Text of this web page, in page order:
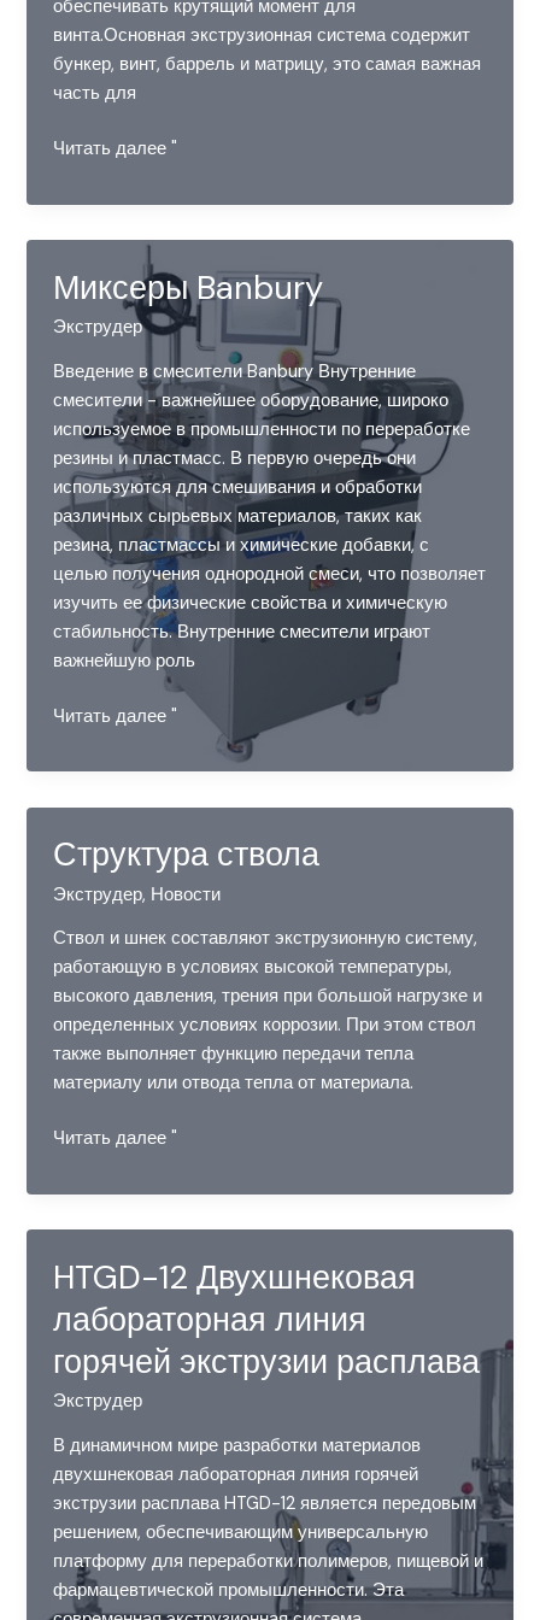
обеспечивать крутящий момент для
винта.Основная экструзионная система содержит
бункер, винт, баррель и матрицу, это самая важная
часть для
Структура
экструдера
Читать далее "
Миксеры Banbury
Экструдер
Введение в смесители Banbury Внутренние
смесители - важнейшее оборудование, широко
используемое в промышленности по переработке
резины и пластмасс. В первую очередь они
используются для смешивания и обработки
различных сырьевых материалов, таких как
резина, пластмассы и химические добавки, с
целью получения однородной смеси, что позволяет
изучить ее физические свойства и химическую
стабильность. Внутренние смесители играют
важнейшую роль
Миксеры
Читать далее "
Структура ствола
Экструдер, Новости
Ствол и шнек составляют экструзионную систему,
работающую в условиях высокой температуры,
высокого давления, трения при большой нагрузке и
определенных условиях коррозии. При этом ствол
также выполняет функцию передачи тепла
материалу или отвода тепла от материала.
Структура
Читать далее "
HTGD-12 Двухшнековая
лабораторная линия
горячей экструзии расплава
Экструдер
В динамичном мире разработки материалов
двухшнековая лабораторная линия горячей
экструзии расплава HTGD-12 является передовым
решением, обеспечивающим универсальную
платформу для переработки полимеров, пищевой и
фармацевтической промышленности. Эта